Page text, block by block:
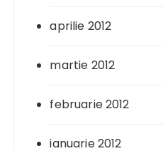
aprilie 2012
martie 2012
februarie 2012
ianuarie 2012